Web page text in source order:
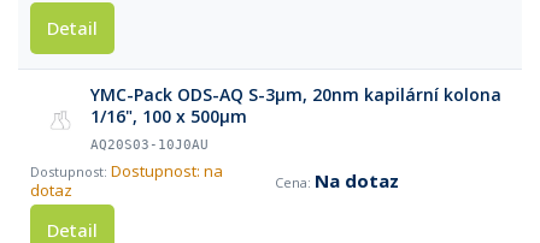
Detail
YMC-Pack ODS-AQ S-3µm, 20nm kapilární kolona
1/16", 100 x 500µm
AQ20S03-10J0AU
Dostupnost: na
dotaz
Na dotaz
Detail